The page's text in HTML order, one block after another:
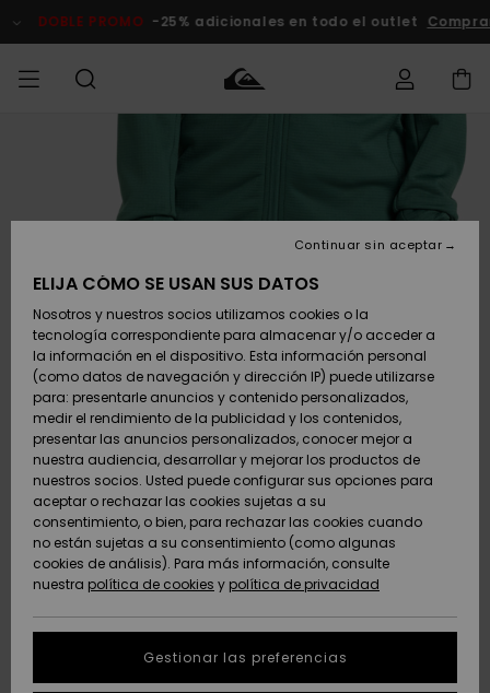
del
DOBLE PROMO -25% adicionales en todo el outlet Comprar
Zapatos y
chanclas
Surf
Snow
Novedades
Destacados
Zapatos y
chanclas
Surf
Snow
Novedades
Destacados
Destacados
Snow
SURF
Highlights
Comunidad
SNOW
Snow Niños
Tienda
Snow Mujer
Destacados
Comunidad
DOBLE
PROMO
Outlet
Mujer
AYUDA &
CONTACTO
Envio
Devoluciones
Pago
Tarjeta de
regalo
Quiksilver
Freedom
Protección de
datos
personales
SOSTENIBILIDAD
ELIJA CÓMO SE USAN SUS DATOS
Nosotros y nuestros socios utilizamos cookies o la
tecnología correspondiente para almacenar y/o acceder a
la información en el dispositivo. Esta información personal
(como datos de navegación y dirección IP) puede utilizarse
para: presentarle anuncios y contenido personalizados,
medir el rendimiento de la publicidad y los contenidos,
presentar las anuncios personalizados, conocer mejor a
nuestra audiencia, desarrollar y mejorar los productos de
nuestros socios. Usted puede configurar sus opciones para
aceptar o rechazar las cookies sujetas a su
consentimiento, o bien, para rechazar las cookies cuando
no están sujetas a su consentimiento (como algunas
cookies de análisis). Para más información, consulte
nuestra política de cookies y política de privacidad
Gestionar las preferencias
Continuar sin aceptar